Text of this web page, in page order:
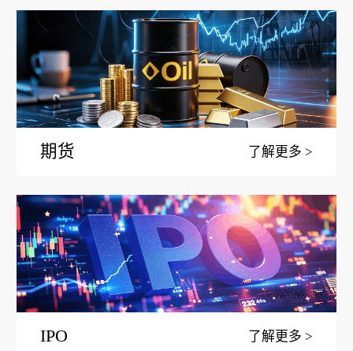
期货 了解更多
IPO 了解更多